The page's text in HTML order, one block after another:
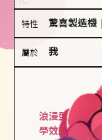
特性 驚喜製造機
屬於 我
浪漫型的人以
學效應，認為